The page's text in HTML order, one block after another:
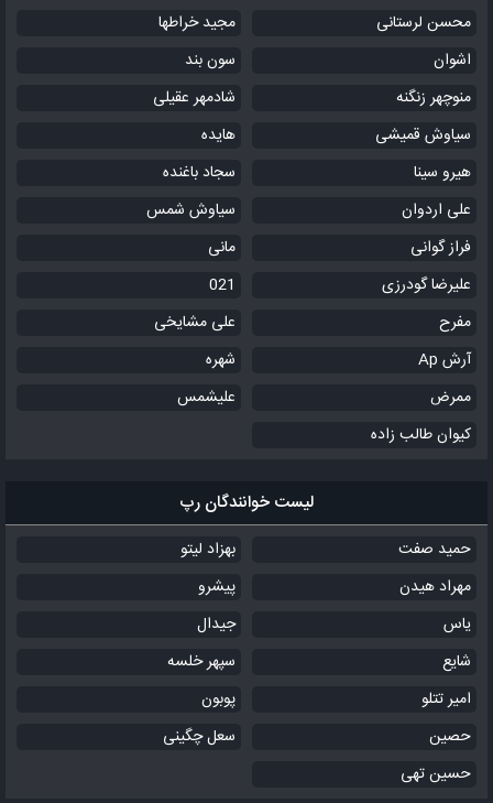
محسن لرستانی
مجید خراطها
اشوان
سون بند
منوچهر زنگنه
شادمهر عقیلی
سیاوش قمیشی
هایده
هیرو سینا
سجاد باغنده
علی اردوان
سیاوش شمس
فراز گوانی
مانی
علیرضا گودرزی
021
مفرح
علی مشایخی
آرش Ap
شهره
ممرض
علیشمس
کیوان طالب زاده
لیست خوانندگان رپ
حمید صفت
بهزاد لیتو
مهراد هیدن
پیشرو
یاس
جیدال
شایع
سپهر خلسه
امیر تتلو
پوبون
حصین
سعل چگینی
حسین تهی